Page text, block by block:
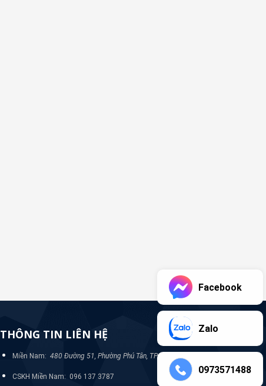
THÔNG TIN LIÊN HỆ
Miền Nam: 480 Đường 51, Phường Phú Tân, TP Bình Dương
CSKH Miền Nam: 096 137 3787
Facebook
Zalo
0973571488